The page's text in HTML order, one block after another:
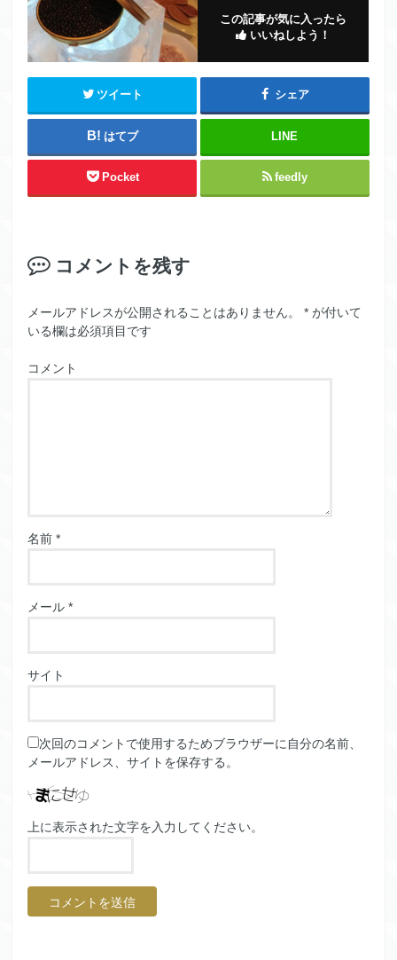
この記事が気に入ったら
いいねしよう！
ツイート シェア
はてブ LINE
Pocket feedly
コメントを残す
メールアドレスが公開されることはありません。 * が付いて
いる欄は必須項目です
コメント
名前*
メール*
サイト
次回のコメントで使用するためブラウザーに自分の名前、
メールアドレス、サイトを保存する。
上に表示された文字を入力してください。